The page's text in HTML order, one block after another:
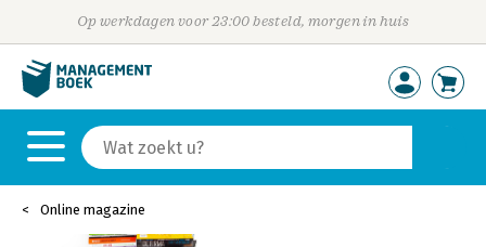
Op werkdagen voor 23:00 besteld, morgen in huis
Online magazine